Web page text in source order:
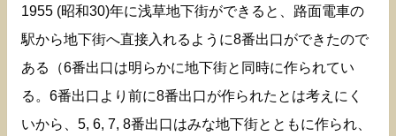
1955 (昭和30)年に浅草地下街ができると、路面電車の
駅から地下街へ直接入れるように8番出口ができたので
ある（6番出口は明らかに地下街と同時に作られてい
る。6番出口より前に8番出口が作られたとは考えにく
いから、5, 6, 7, 8番出口はみな地下街とともに作られ、